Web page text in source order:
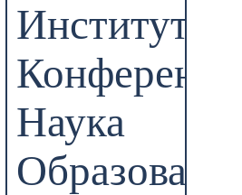
Институт
Конференции
Наука
Образование